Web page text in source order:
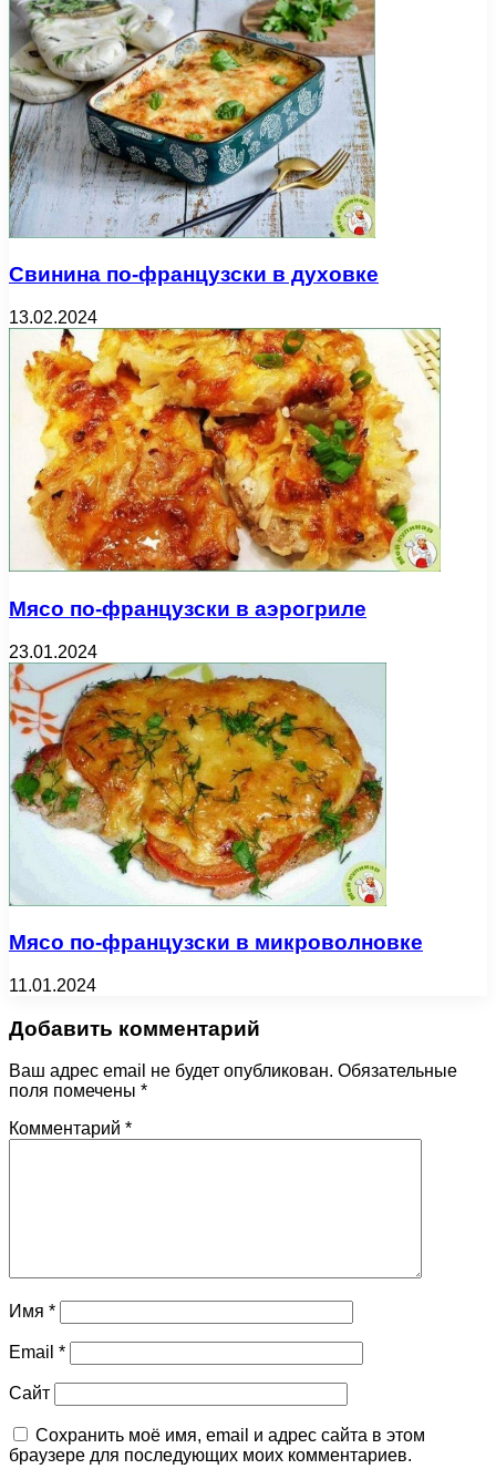
Свинина по-французски в духовке
13.02.2024
Мясо по-французски в аэрогриле
23.01.2024
Мясо по-французски в микроволновке
11.01.2024
Добавить комментарий
Ваш адрес email не будет опубликован. Обязательные
поля помечены *
Комментарий *
Имя *
Email *
Сайт
Сохранить моё имя, email и адрес сайта в этом
браузере для последующих моих комментариев.